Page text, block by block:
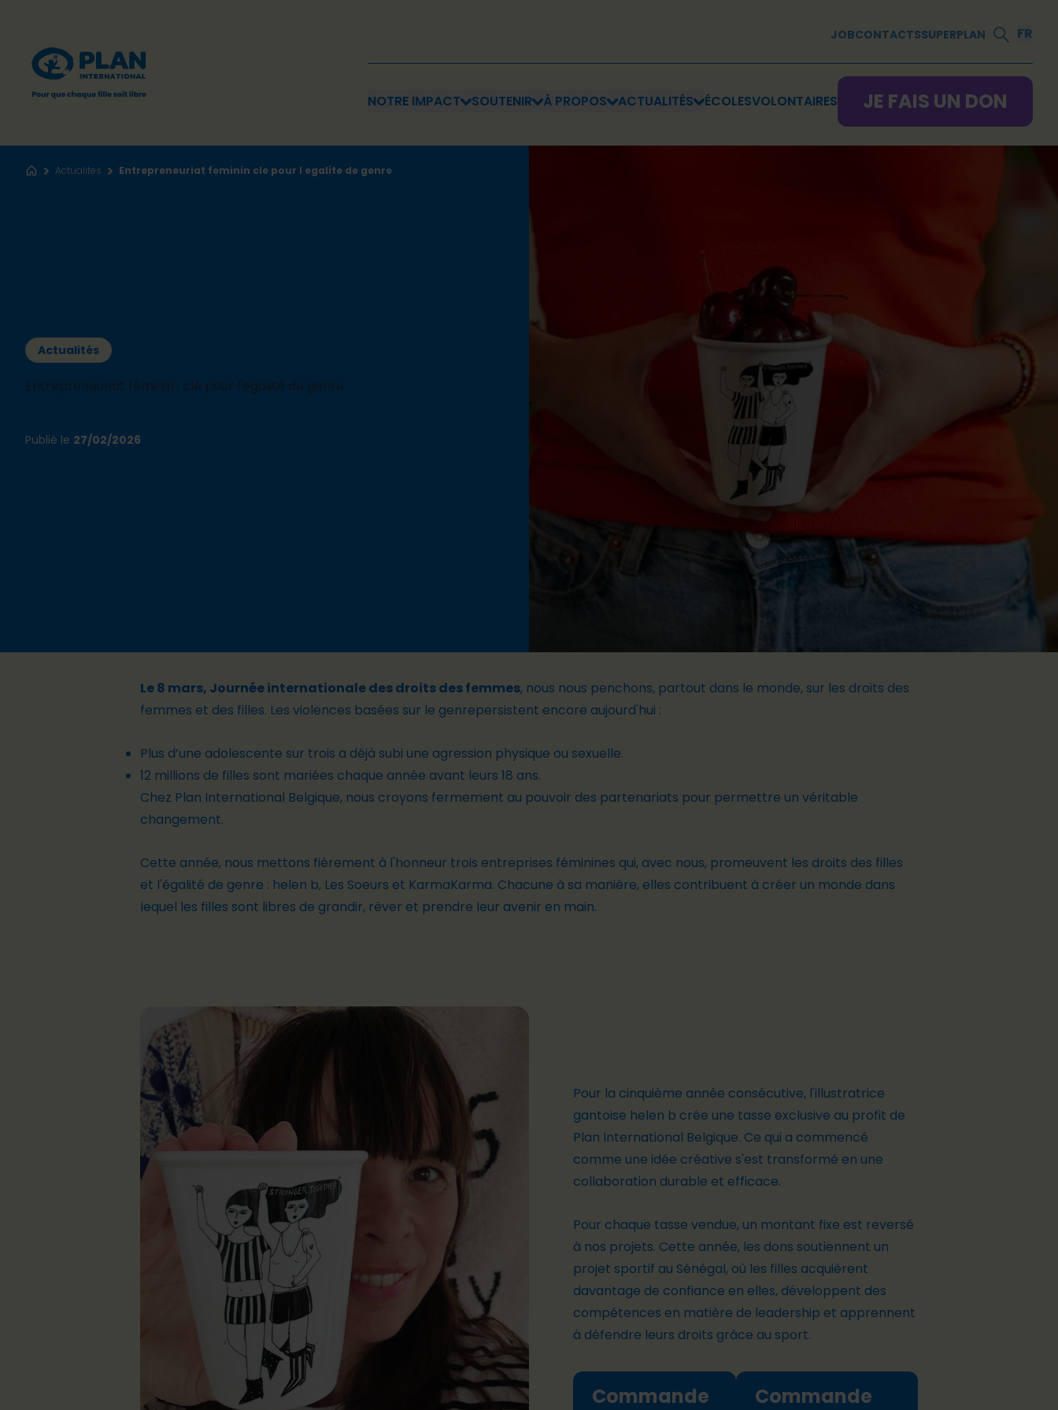
JOBCONTACTSSUPERPLAN FR
NOTRE IMPACT SOUTENIR À PROPOS ACTUALITÉS ÉCOLESVOLONTAIRES JE FAIS UN DON
AccueilActualites Entrepreneuriat feminin cle pour l egalite de genre
Actualités
Entrepreneuriat féminin : clé pour l'égalité de genre
Publié le 27/02/2026
Le 8 mars, Journée internationale des droits des femmes, nous nous penchons, partout dans le monde, sur les droits des
femmes et des filles. Les violences basées sur le genrepersistent encore aujourd'hui :
Plus d’une adolescente sur trois a déjà subi une agression physique ou sexuelle.
12 millions de filles sont mariées chaque année avant leurs 18 ans.
Chez Plan International Belgique, nous croyons fermement au pouvoir des partenariats pour permettre un véritable
changement.
Cette année, nous mettons fièrement à l'honneur trois entreprises féminines qui, avec nous, promeuvent les droits des filles
et l'égalité de genre : helen b, Les Soeurs et KarmaKarma. Chacune à sa manière, elles contribuent à créer un monde dans
lequel les filles sont libres de grandir, rêver et prendre leur avenir en main.
Pour la cinquième année consécutive, l'illustratrice
gantoise helen b crée une tasse exclusive au profit de
Plan International Belgique. Ce qui a commencé
comme une idée créative s'est transformé en une
collaboration durable et efficace.
Pour chaque tasse vendue, un montant fixe est reversé
à nos projets. Cette année, les dons soutiennent un
projet sportif au Sénégal, où les filles acquièrent
davantage de confiance en elles, développent des
compétences en matière de leadership et apprennent
à défendre leurs droits grâce au sport.
Commande
Commande